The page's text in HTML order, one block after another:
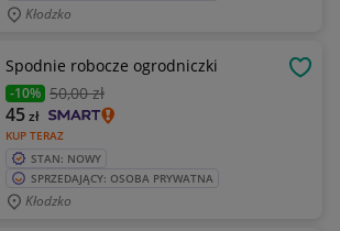
Kłodzko
Spodnie robocze ogrodniczki
-10% 50,00 zł
KUP TERAZ
45zł
STAN: NOWY
SPRZEDAJĄCY: OSOBA PRYWATNA
Kłodzko